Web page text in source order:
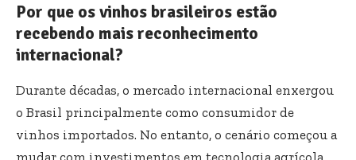
Por que os vinhos brasileiros estão
recebendo mais reconhecimento
internacional?
Durante décadas, o mercado internacional enxergou
o Brasil principalmente como consumidor de
vinhos importados. No entanto, o cenário começou a